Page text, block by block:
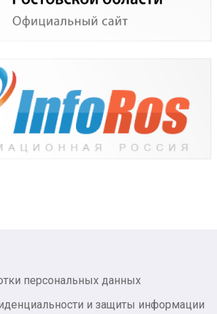
персональных данных
и защиты информации